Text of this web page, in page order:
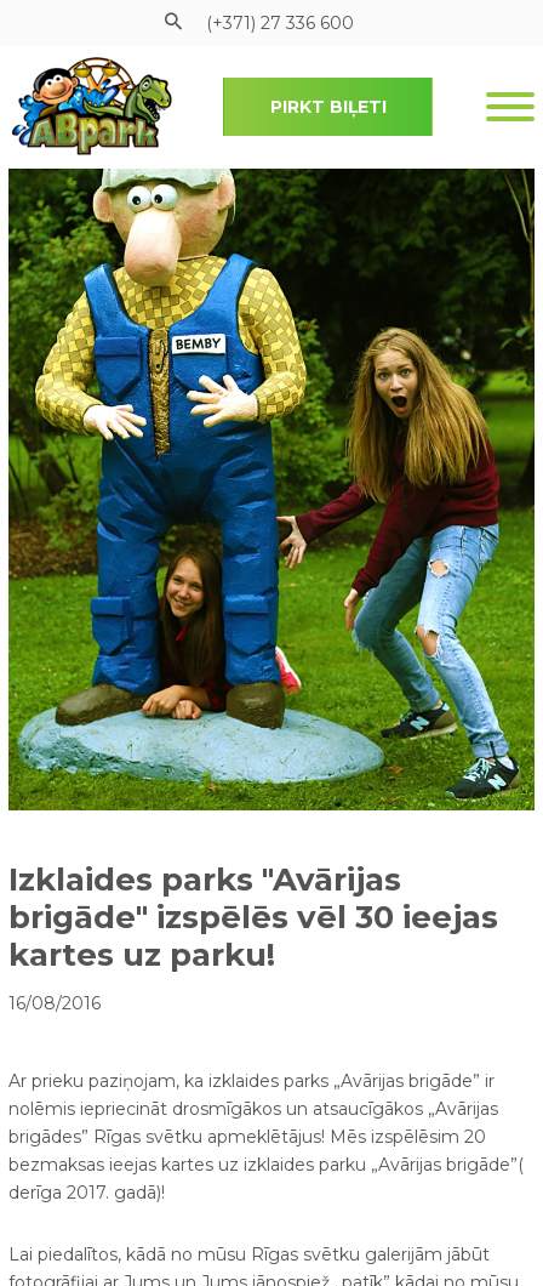
Pāriet uz galveno saturu
(+371) 27 336 600
PIRKT BIĻETI
Izklaides parks "Avārijas
brigāde" izspēlēs vēl 30 ieejas
kartes uz parku!
16/08/2016
Ar prieku paziņojam, ka izklaides parks „Avārijas brigāde” ir
nolēmis iepriecināt drosmīgākos un atsaucīgākos „Avārijas
brigādes” Rīgas svētku apmeklētājus! Mēs izspēlēsim 20
bezmaksas ieejas kartes uz izklaides parku „Avārijas brigāde”(
derīga 2017. gadā)!
Lai piedalītos, kādā no mūsu Rīgas svētku galerijām jābūt